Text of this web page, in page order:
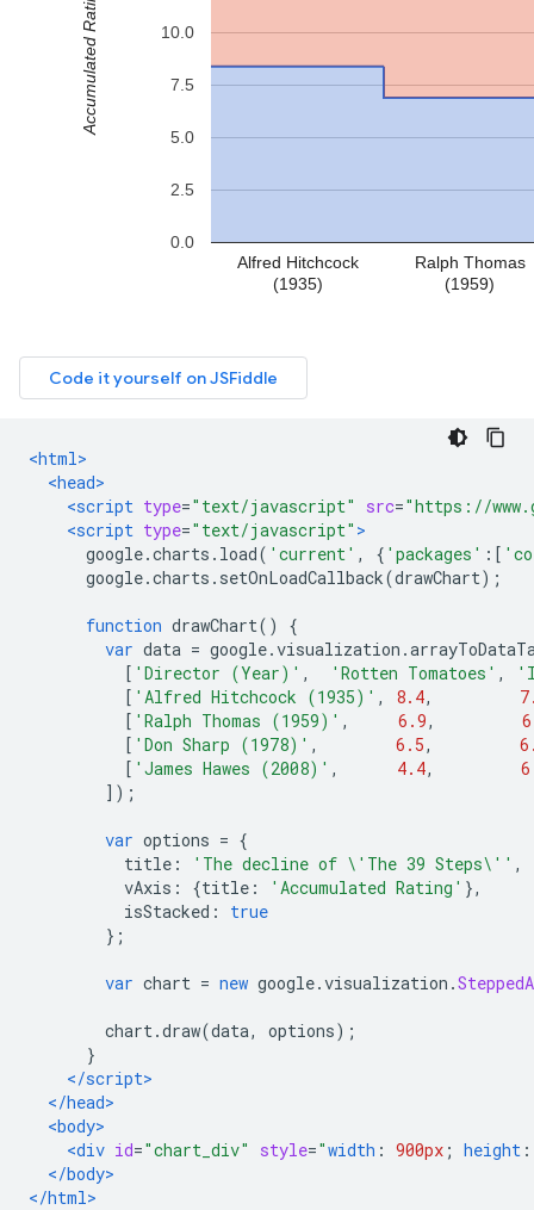
<html>
<head>
<script type="text/javascript" src="https://
<script type="text/javascript" >
google.charts . load( 'current' , { 'packages' :[
google.charts . setOnLoadCallback(drawChart);
function drawChart()
{
var data = google.visualization .
[ 'Director (Year)' , 'Rotten Tomatoes' ,
[ 'Alfred Hitchcock (1935)' , 8.4,
[ 'Ralph Thomas (1959)' , 6.9,
[ 'Don Sharp (1978)' , 6.5,
[ 'James Hawes (2008)' , 4.4,
]);
var options = {
title : 'The decline of \'The 39 Steps\'' ,
vAxis : {title : 'Accumulated Rating' },
isStacked :
true
};
var chart = new google.visualization .
chart.draw(data, options);
}
</script>
</head>
<body>
<div id="chart_div" style="width : 900px ; height :
</body>
</html>